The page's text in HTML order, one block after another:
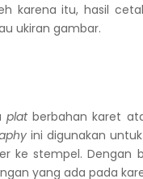
karena itu, hasil
ukiran gambar.
platberbahan karet
ini digunakan
ke stempel. Dengan
yang ada pada